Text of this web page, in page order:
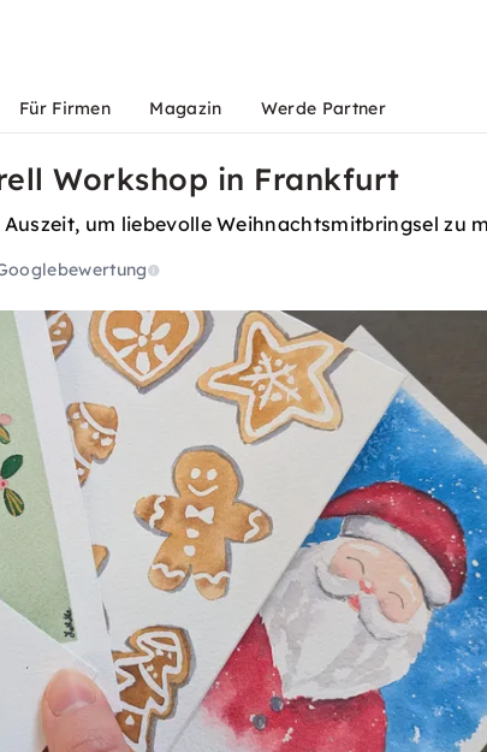
Für Firmen Magazin Werde Partner
Workshop in Frankfurt
um liebevolle Weihnachtsmitbringsel zu